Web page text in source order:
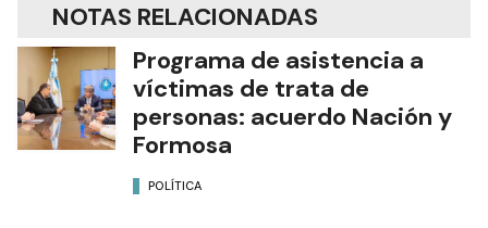
NOTAS RELACIONADAS
Programa de asistencia a
víctimas de trata de
personas: acuerdo Nación y
Formosa
POLÍTICA